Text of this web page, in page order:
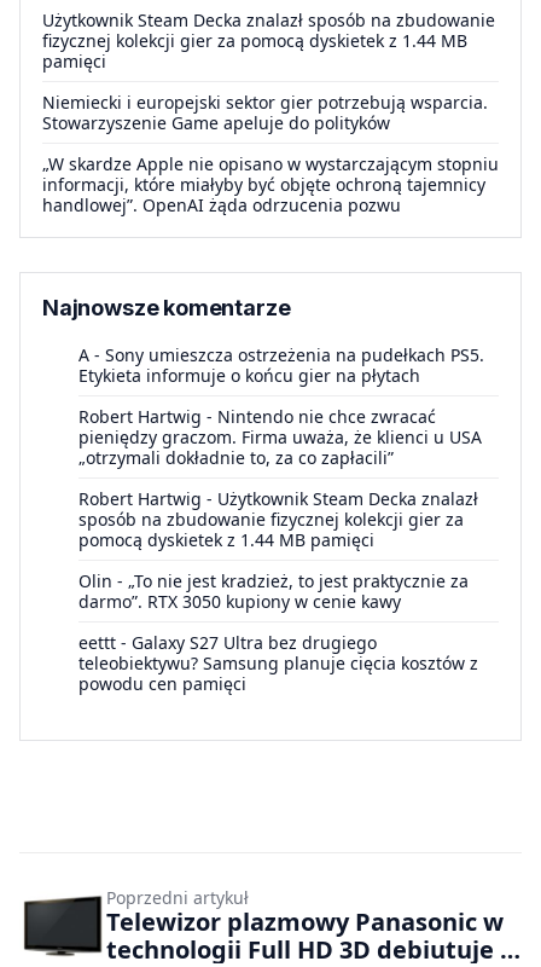
Użytkownik Steam Decka znalazł sposób na zbudowanie
fizycznej kolekcji gier za pomocą dyskietek z 1.44 MB
pamięci
Niemiecki i europejski sektor gier potrzebują wsparcia.
Stowarzyszenie Game apeluje do polityków
„W skardze Apple nie opisano w wystarczającym stopniu
informacji, które miałyby być objęte ochroną tajemnicy
handlowej”. OpenAI żąda odrzucenia pozwu
Najnowsze komentarze
A - Sony umieszcza ostrzeżenia na pudełkach PS5.
Etykieta informuje o końcu gier na płytach
Robert Hartwig - Nintendo nie chce zwracać
pieniędzy graczom. Firma uważa, że klienci u USA
„otrzymali dokładnie to, za co zapłacili”
Robert Hartwig - Użytkownik Steam Decka znalazł
sposób na zbudowanie fizycznej kolekcji gier za
pomocą dyskietek z 1.44 MB pamięci
Olin - „To nie jest kradzież, to jest praktycznie za
darmo”. RTX 3050 kupiony w cenie kawy
eettt - Galaxy S27 Ultra bez drugiego
teleobiektywu? Samsung planuje cięcia kosztów z
powodu cen pamięci
Poprzedni artykuł
Telewizor plazmowy Panasonic w
technologii Full HD 3D debiutuje w